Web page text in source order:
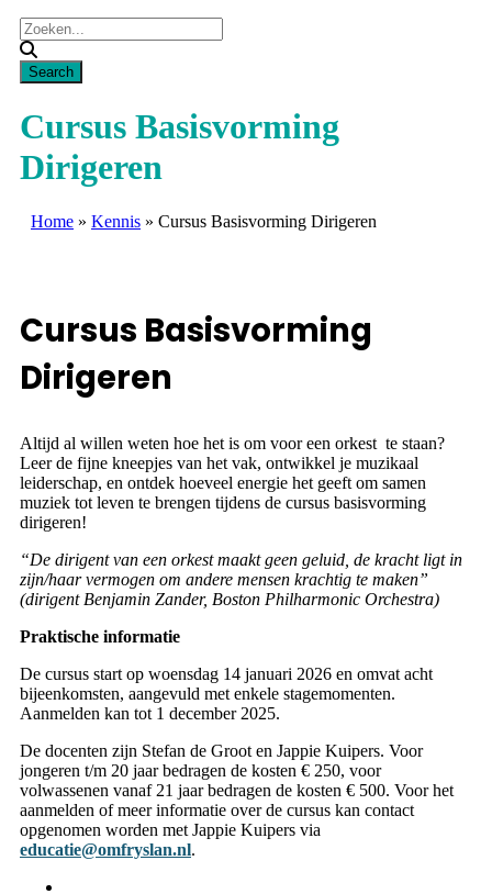
Cursus Basisvorming
Dirigeren
Home » Kennis » Cursus Basisvorming Dirigeren
Cursus Basisvorming
Dirigeren
Altijd al willen weten hoe het is om voor een orkest te staan?
Leer de fijne kneepjes van het vak, ontwikkel je muzikaal
leiderschap, en ontdek hoeveel energie het geeft om samen
muziek tot leven te brengen tijdens de cursus basisvorming
dirigeren!
“De dirigent van een orkest maakt geen geluid, de kracht ligt in
zijn/haar vermogen om andere mensen krachtig te maken”
(dirigent Benjamin Zander, Boston Philharmonic Orchestra)
Praktische informatie
De cursus start op woensdag 14 januari 2026 en omvat acht
bijeenkomsten, aangevuld met enkele stagemomenten.
Aanmelden kan tot 1 december 2025.
De docenten zijn Stefan de Groot en Jappie Kuipers. Voor
jongeren t/m 20 jaar bedragen de kosten € 250, voor
volwassenen vanaf 21 jaar bedragen de kosten € 500. Voor het
aanmelden of meer informatie over de cursus kan contact
opgenomen worden met Jappie Kuipers via
educatie@omfryslan.nl.